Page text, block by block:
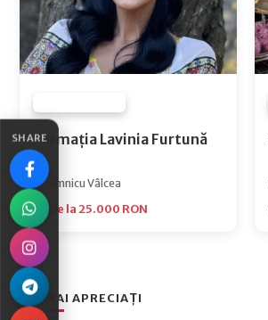
SHAREFormația Lavinia Furtună
Râmnicu Vâlcea
De la 25.000 RON
CEI MAI APRECIAȚI